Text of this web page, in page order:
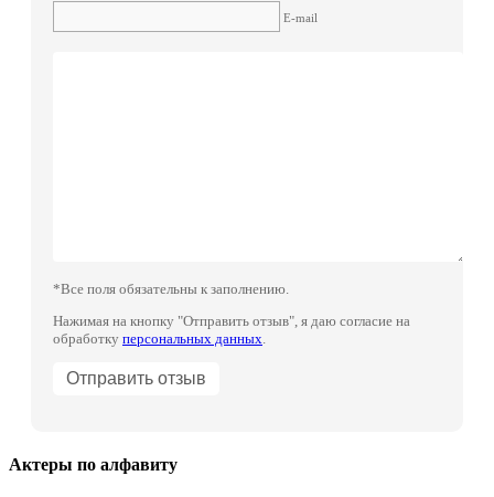
E-mail
*Все поля обязательны к заполнению.
Нажимая на кнопку "Отправить отзыв", я даю согласие на
обработку персональных данных
Актеры по алфавиту